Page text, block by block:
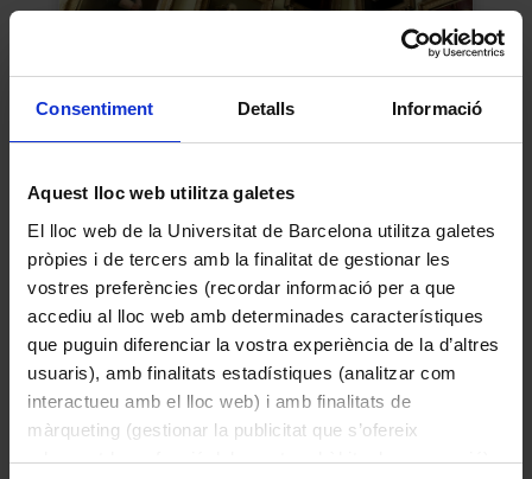
Consentiment Detalls Informació
Aquest lloc web utilitza galetes
El lloc web de la Universitat de Barcelona utilitza galetes
pròpies i de tercers amb la finalitat de gestionar les
vostres preferències (recordar informació per a que
accediu al lloc web amb determinades característiques
que puguin diferenciar la vostra experiència de la d’altres
usuaris), amb finalitats estadístiques (analitzar com
interactueu amb el lloc web) i amb finalitats de
màrqueting (gestionar la publicitat que s’ofereix
adequant-la en funció dels vostres hàbits de navegació).
Galeria de retrats dels rectors
1876